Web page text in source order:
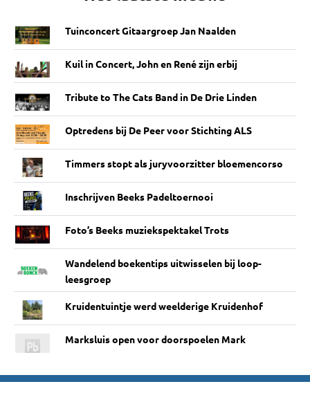
Tuinconcert Gitaargroep Jan Naalden
Kuil in Concert, John en René zijn erbij
Tribute to The Cats Band in De Drie Linden
Optredens bij De Peer voor Stichting ALS
Timmers stopt als juryvoorzitter bloemencorso
Inschrijven Beeks Padeltoernooi
Foto’s Beeks muziekspektakel Trots
Wandelend boekentips uitwisselen bij loop-
leesgroep
Kruidentuintje werd weelderige Kruidenhof
Marksluis open voor doorspoelen Mark